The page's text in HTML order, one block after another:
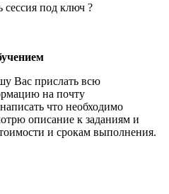
сессия под ключ ?
Вас прислать всю
на почту
что необходимо
описание к заданиям и
и срокам выполнения.